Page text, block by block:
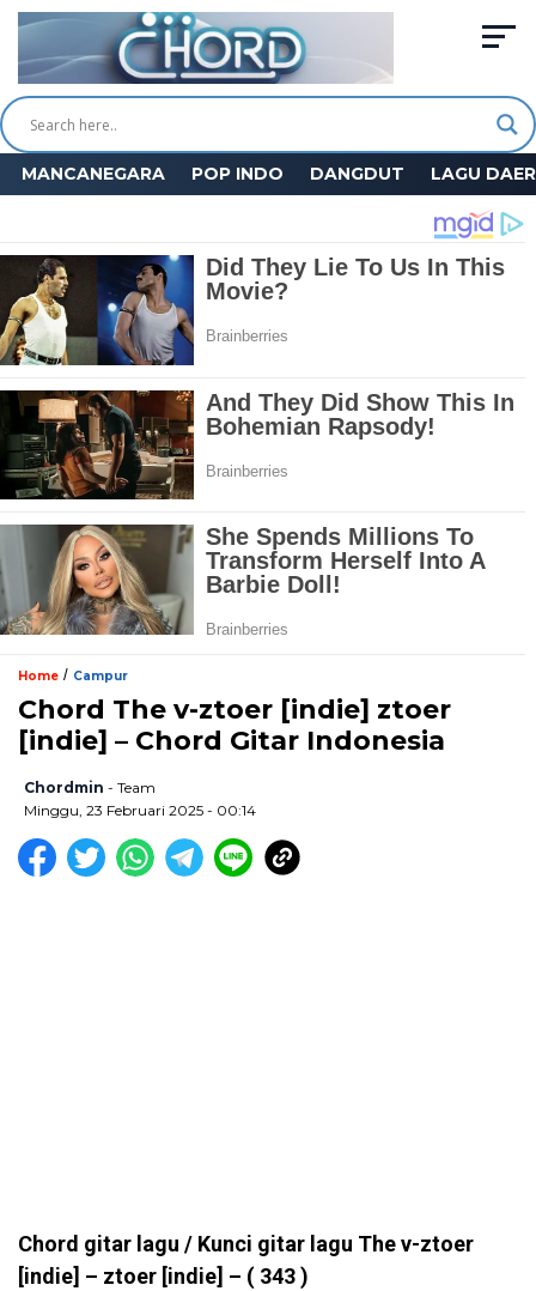
MANCANEGARA POP INDO DANGDUT LAGU
Home / Campur
Chord The v-ztoer [indie] ztoer
[indie] – Chord Gitar Indonesia
Chordmin - Team
Minggu, 23 Februari 2025 - 00:14
Chord gitar lagu / Kunci gitar lagu The v-ztoer
[indie] – ztoer [indie] – ( 343 )